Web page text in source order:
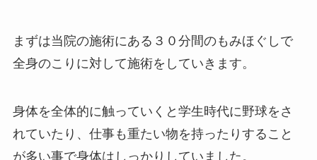
まずは当院の施術にある３０分間のもみほぐしで
全身のこりに対して施術をしていきます。
身体を全体的に触っていくと学生時代に野球をさ
れていたり、仕事も重たい物を持ったりすること
が多い事で身体はしっかりしていました。